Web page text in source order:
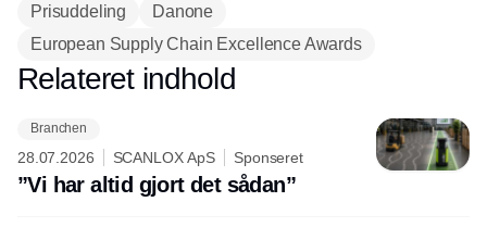
Prisuddeling
Danone
European Supply Chain Excellence Awards
Annonce
Relateret indhold
Branchen
28.07.2026 SCANLOX ApS Sponseret
”Vi har altid gjort det sådan”